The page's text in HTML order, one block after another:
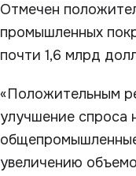
Отмечен
промышленных
почти 1,6 млрд
«Положительным
улучшение спроса
увеличению